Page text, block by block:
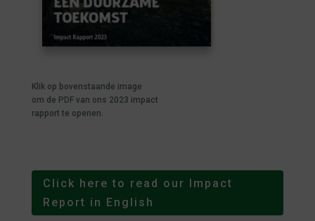
Klik op bovenstaande image
om de PDF van ons 2023 impact
rapport te openen.
Click here to read our Impact
Report in English